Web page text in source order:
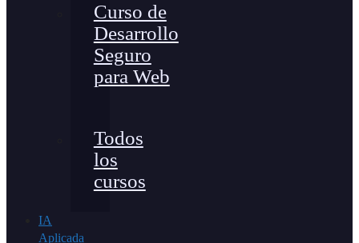
Curso de
Desarrollo
Seguro
para Web
Todos
los
cursos
IA
Aplicada